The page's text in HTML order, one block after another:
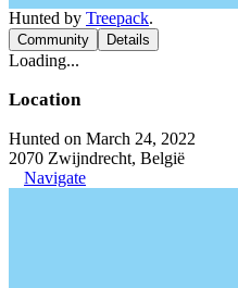
Hunted by Treepack.
Community Details
Loading...
Location
Hunted on March 24, 2022
2070 Zwijndrecht, België
Navigate